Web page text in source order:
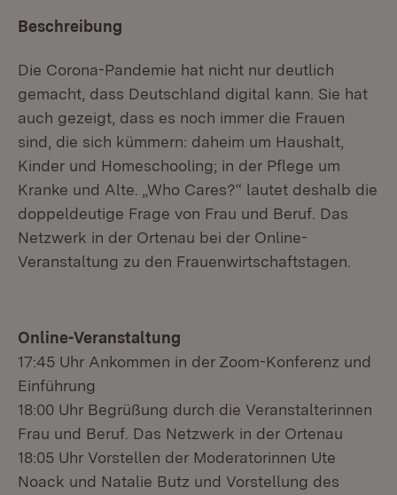
Beschreibung
Die Corona-Pandemie hat nicht nur deutlich
gemacht, dass Deutschland digital kann. Sie hat
auch gezeigt, dass es noch immer die Frauen
sind, die sich kümmern: daheim um Haushalt,
Kinder und Homeschooling; in der Pflege um
Kranke und Alte. „Who Cares?“ lautet deshalb die
doppeldeutige Frage von Frau und Beruf. Das
Netzwerk in der Ortenau bei der Online-
Veranstaltung zu den Frauenwirtschaftstagen.
Online-Veranstaltung
17:45 Uhr Ankommen in der Zoom-Konferenz und
Einführung
18:00 Uhr Begrüßung durch die Veranstalterinnen
Frau und Beruf. Das Netzwerk in der Ortenau
18:05 Uhr Vorstellen der Moderatorinnen Ute
Noack und Natalie Butz und Vorstellung des